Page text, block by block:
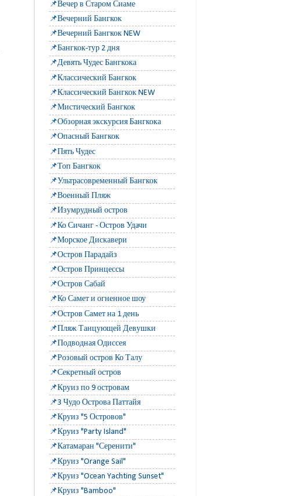
📌Вечер в Старом Сиаме
📌Вечерний Бангкок
📌Вечерний Бангкок NEW
📌Бангкок-тур 2 дня
📌Девять Чудес Бангкока
📌Классический Бангкок
📌Классический Бангкок NEW
📌Мистический Бангкок
📌Обзорная экскурсия Бангкока
📌Опасный Бангкок
📌Пять Чудес
📌Топ Бангкок
📌Ультрасовременный Бангкок
📌Военный Пляж
📌Изумрудный остров
📌Ко Сичанг - Остров Удачи
📌Морское Дискавери
📌Остров Парадайз
📌Остров Принцессы
📌Остров Сабай
📌Ко Самет и огненное шоу
📌Остров Самет на 1 день
📌Пляж Танцующей Девушки
📌Подводная Одиссея
📌Розовый остров Ко Талу
📌Секретный остров
📌Круиз по 9 островам
📌3 Чудо Острова Паттайя
📌Круиз "5 Островов"
📌Круиз "Party Island"
📌Катамаран "Серенити"
📌Круиз "Orange Sail"
📌Круиз "Ocean Yachting Sunset"
📌Круиз "Bamboo"